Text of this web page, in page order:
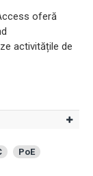
oferă
activitățile de
PoE